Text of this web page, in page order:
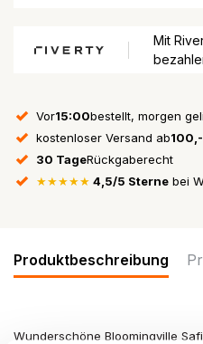
Mit
Vor15:00bestellt, morgen
kostenloser Versand ab
30 TageRückgaberecht
★★★★★ 4,5/5 Sterne bei
Produktbeschreibung
Wunderschöne Bloomingville